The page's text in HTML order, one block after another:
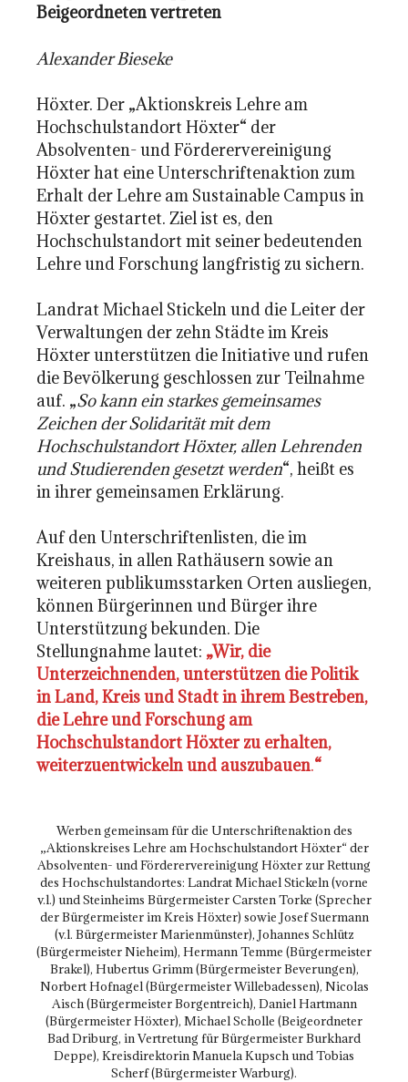
Beigeordneten vertreten
Alexander Bieseke
Höxter. Der „Aktionskreis Lehre am
Hochschulstandort Höxter“ der
Absolventen- und Förderervereinigung
Höxter hat eine Unterschriftenaktion zum
Erhalt der Lehre am Sustainable Campus in
Höxter gestartet. Ziel ist es, den
Hochschulstandort mit seiner bedeutenden
Lehre und Forschung langfristig zu sichern.
Landrat Michael Stickeln und die Leiter der
Verwaltungen der zehn Städte im Kreis
Höxter unterstützen die Initiative und rufen
die Bevölkerung geschlossen zur Teilnahme
auf. „So kann ein starkes gemeinsames
Zeichen der Solidarität mit dem
Hochschulstandort Höxter, allen Lehrenden
und Studierenden gesetzt werden“, heißt es
in ihrer gemeinsamen Erklärung.
Auf den Unterschriftenlisten, die im
Kreishaus, in allen Rathäusern sowie an
weiteren publikumsstarken Orten ausliegen,
können Bürgerinnen und Bürger ihre
Unterstützung bekunden. Die
Stellungnahme lautet: „Wir, die
Unterzeichnenden, unterstützen die Politik
in Land, Kreis und Stadt in ihrem Bestreben,
die Lehre und Forschung am
Hochschulstandort Höxter zu erhalten,
weiterzuentwickeln und auszubauen.“
Werben gemeinsam für die Unterschriftenaktion des
„Aktionskreises Lehre am Hochschulstandort Höxter“ der
Absolventen- und Förderervereinigung Höxter zur Rettung
des Hochschulstandortes: Landrat Michael Stickeln (vorne
v.l.) und Steinheims Bürgermeister Carsten Torke (Sprecher
der Bürgermeister im Kreis Höxter) sowie Josef Suermann
(v.l. Bürgermeister Marienmünster), Johannes Schlütz
(Bürgermeister Nieheim), Hermann Temme (Bürgermeister
Brakel), Hubertus Grimm (Bürgermeister Beverungen),
Norbert Hofnagel (Bürgermeister Willebadessen), Nicolas
Aisch (Bürgermeister Borgentreich), Daniel Hartmann
(Bürgermeister Höxter), Michael Scholle (Beigeordneter
Bad Driburg, in Vertretung für Bürgermeister Burkhard
Deppe), Kreisdirektorin Manuela Kupsch und Tobias
Scherf (Bürgermeister Warburg).